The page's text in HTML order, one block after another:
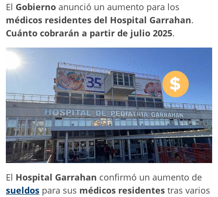
El Gobierno anunció un aumento para los
médicos residentes del Hospital Garrahan.
Cuánto cobrarán a partir de julio 2025.
El Hospital Garrahan confirmó un aumento de
sueldos para sus médicos residentes tras varios